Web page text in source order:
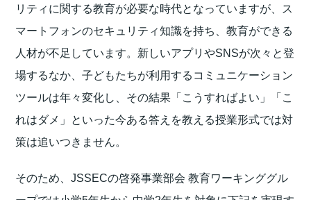
リティに関する教育が必要な時代となっていますが、ス
マートフォンのセキュリティ知識を持ち、教育ができる
人材が不足しています。新しいアプリやSNSが次々と登
場するなか、子どもたちが利用するコミュニケーション
ツールは年々変化し、その結果「こうすればよい」「こ
れはダメ」といった今ある答えを教える授業形式では対
策は追いつきません。
そのため、JSSECの啓発事業部会 教育ワーキンググル